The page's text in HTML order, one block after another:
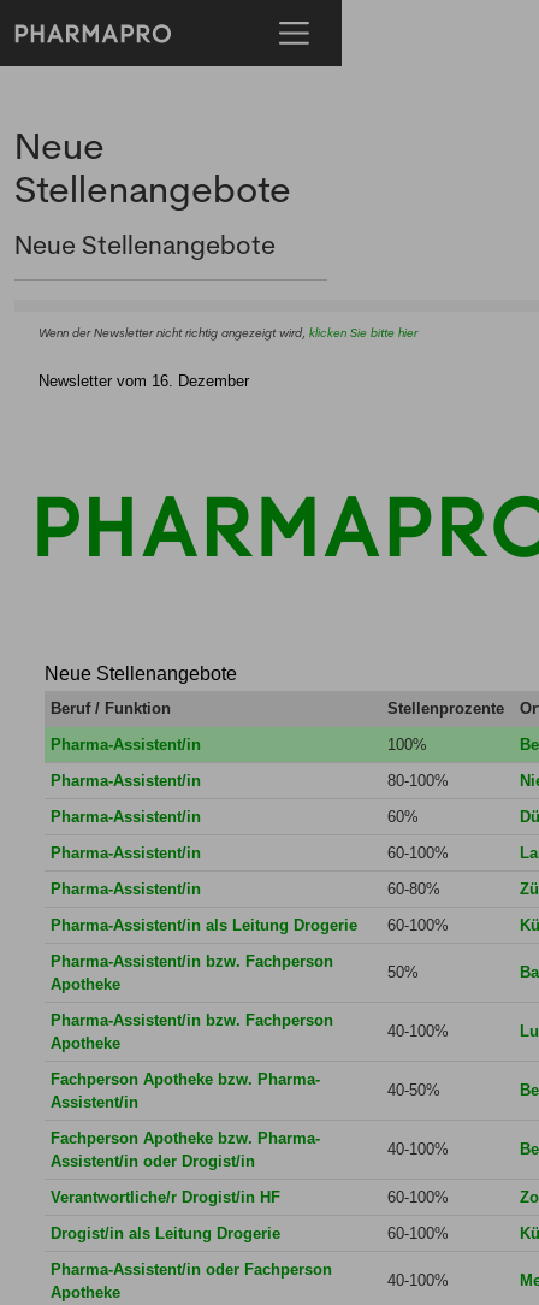
Neue
Stellenangebote
Neue Stellenangebote
Wenn der Newsletter nicht richtig angezeigt wird, klicken Sie bitte hier
Newsletter vom 16. Dezember
Neue Stellenangebote
Beruf / Funktion Stellenprozente
Pharma-Assistent/in
100%
Pharma-Assistent/in
80-100%
Pharma-Assistent/in
60%
Pharma-Assistent/in
60-100%
Pharma-Assistent/in
60-80%
Pharma-Assistent/in als Leitung Drogerie
60-100%
Pharma-Assistent/in bzw. Fachperson
Apotheke
50%
Pharma-Assistent/in bzw. Fachperson
Apotheke
40-100%
Fachperson Apotheke bzw. Pharma-
Assistent/in
40-50%
Fachperson Apotheke bzw. Pharma-
Assistent/in oder Drogist/in
40-100%
Verantwortliche/r Drogist/in HF 60-100%
Drogist/in als Leitung Drogerie
60-100%
Pharma-Assistent/in oder Fachperson
Apotheke
40-100%